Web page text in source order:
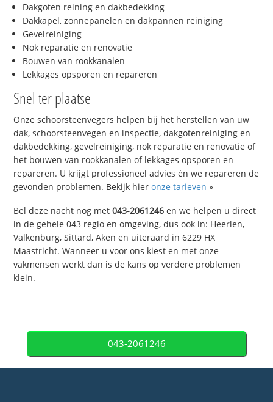
Dakgoten reining en dakbedekking
Dakkapel, zonnepanelen en dakpannen reiniging
Gevelreiniging
Nok reparatie en renovatie
Bouwen van rookkanalen
Lekkages opsporen en repareren
Snel ter plaatse
Onze schoorsteenvegers helpen bij het herstellen van uw
dak, schoorsteenvegen en inspectie, dakgotenreiniging en
dakbedekking, gevelreiniging, nok reparatie en renovatie of
het bouwen van rookkanalen of lekkages opsporen en
repareren. U krijgt professioneel advies én we repareren de
gevonden problemen. Bekijk hieronze tarieven »
Bel deze nacht nog met043-2061246 en we helpen u direct
in de gehele 043 regio en omgeving, dus ook in: Heerlen,
Valkenburg, Sittard, Aken en uiteraard in 6229 HX
Maastricht. Wanneer u voor ons kiest en met onze
vakmensen werkt dan is de kans op verdere problemen
klein.
043-2061246